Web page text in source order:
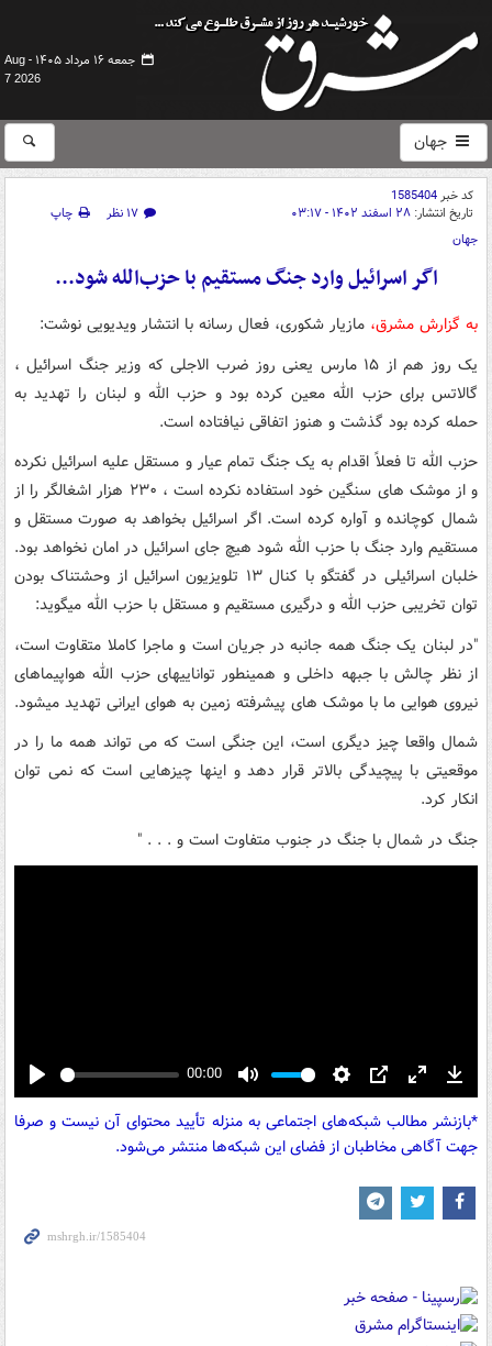
جمعه ۱۶ مرداد ۱۴۰۵ -
Aug
7 2026
جهان
کد خبر1585404
تاریخ انتشار: ۲۸ اسفند ۱۴۰۲ - ۰۳:۱۷ ۱۷ نظر
چاپ
جهان
اگر اسرائیل وارد جنگ مستقیم با حزب‌الله شود...
به گزارش مشرق، مازیار شکوری، فعال رسانه با انتشار ویدیویی نوشت:
یک روز هم از ۱۵ مارس یعنی روز ضرب الاجلی که وزیر جنگ اسرائیل ،
گالاتس برای حزب الله معین کرده بود و حزب الله و لبنان را تهدید به
حمله کرده بود گذشت و هنوز اتفاقی نیافتاده است.
حزب الله تا فعلاً اقدام به یک جنگ تمام عیار و مستقل علیه اسرائیل نکرده
و از موشک های سنگین خود استفاده نکرده است ، ۲۳۰ هزار اشغالگر را از
شمال کوچانده و آواره کرده است. اگر اسرائیل بخواهد به صورت مستقل و
مستقیم وارد جنگ با حزب الله شود هیچ جای اسرائیل در امان نخواهد بود.
خلبان اسرائیلی در گفتگو با کنال ۱۳ تلویزیون اسرائیل از وحشتناک بودن
توان تخریبی حزب الله و درگیری مستقیم و مستقل با حزب الله میگوید:
"در لبنان یک جنگ همه جانبه در جریان است و ماجرا کاملا متقاوت است،
از نظر چالش با جبهه داخلی و همینطور تواناییهای حزب الله هواپیماهای
نیروی هوایی ما با موشک های پیشرفته زمین به هوای ایرانی تهدید میشود.
شمال واقعا چیز دیگری است، این جنگی است که می تواند همه ما را در
موقعیتی با پیچیدگی بالاتر قرار دهد و اینها چیزهایی است که نمی توان
انکار کرد.
جنگ در شمال با جنگ در جنوب متفاوت است و . . . "
Play
00:00
Mute Settings
PIP Enter
fullscreen
*بازنشر مطالب شبکه‌های اجتماعی به منزله تأیید محتوای آن نیست و صرفا
جهت آگاهی مخاطبان از فضای این شبکه‌ها منتشر می‌شود.